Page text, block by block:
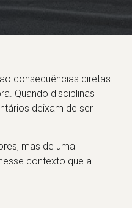
consequências diretas
Quando disciplinas
deixam de ser
mas de uma
contexto que a